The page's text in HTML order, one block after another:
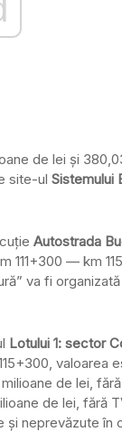
de lei şi
site-ul Sistemului
Autostrada
111+300 — km
va fi
Lotului 1: sector
valoarea
milioane de lei,
de lei, fără
şi neprevăzute în